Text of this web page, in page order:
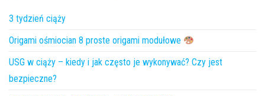
3 tydzień ciąży
Origami ośmiocian 8 proste origami modułowe
USG w ciąży – kiedy i jak często je wykonywać? Czy jest
bezpieczne?